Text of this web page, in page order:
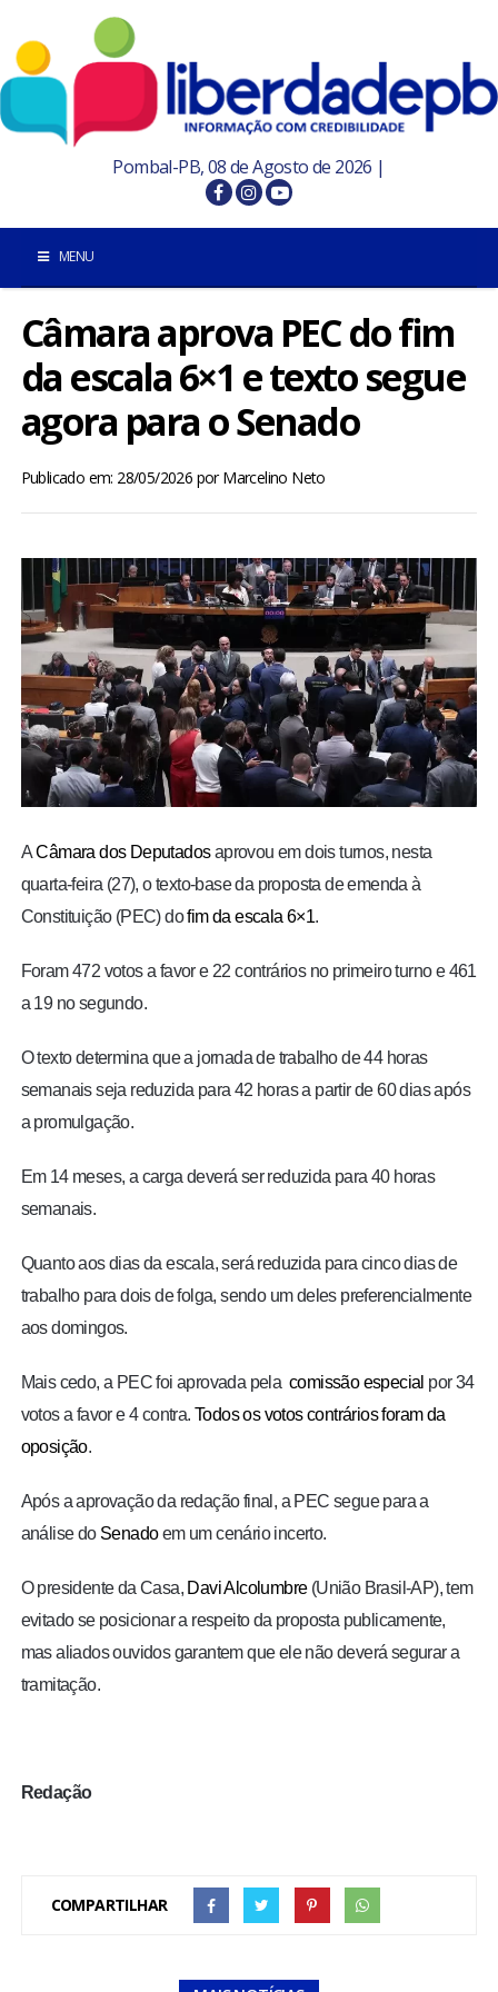
Pombal-PB, 08 de Agosto de 2026 |
MENU
INÍCIO
POMBAL E REGIÃO
PARAÍBA
BRASIL
MUNDO
ESPORTES
ENTRETENIMENTO
ENQUETE
FOTOS
Câmara aprova PEC do fim
da escala 6×1 e texto segue
agora para o Senado
Publicado em: 28/05/2026 porMarcelino Neto
ACâmara dos Deputadosaprovou em dois turnos, nesta
quarta-feira (27), o texto-base da proposta de emenda à
Constituição (PEC) dofim da escala 6×1.
Foram 472 votos a favor e 22 contrários no primeiro turno e 461
a 19 no segundo.
O texto determina que a jornada de trabalho de 44 horas
semanais seja reduzida para 42 horas a partir de 60 dias após
a promulgação.
Em 14 meses, a carga deverá ser reduzida para 40 horas
semanais.
Quanto aos dias da escala, será reduzida para cinco dias de
trabalho para dois de folga, sendo um deles preferencialmente
aos domingos.
Mais cedo, a PEC foi aprovada pela comissão especial por 34
votos a favor e 4 contra.Todos os votos contrários foram da
oposição.
Após a aprovação da redação final, a PEC segue para a
análise do Senadoem um cenário incerto.
O presidente da Casa, Davi Alcolumbre(União Brasil-AP), tem
evitado se posicionar a respeito da proposta publicamente,
mas aliados ouvidos garantem que ele não deverá segurar a
tramitação.
Redação
COMPARTILHAR